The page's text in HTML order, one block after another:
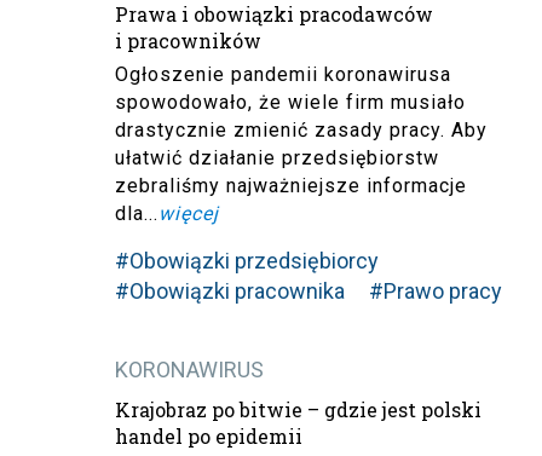
Prawa i obowiązki pracodawców
i pracowników
Ogłoszenie pandemii koronawirusa
spowodowało, że wiele firm musiało
drastycznie zmienić zasady pracy. Aby
ułatwić działanie przedsiębiorstw
zebraliśmy najważniejsze informacje
dla... więcej
#Obowiązki przedsiębiorcy
#Obowiązki pracownika
#Prawo pracy
KORONAWIRUS
Krajobraz po bitwie – gdzie jest polski
handel po epidemii